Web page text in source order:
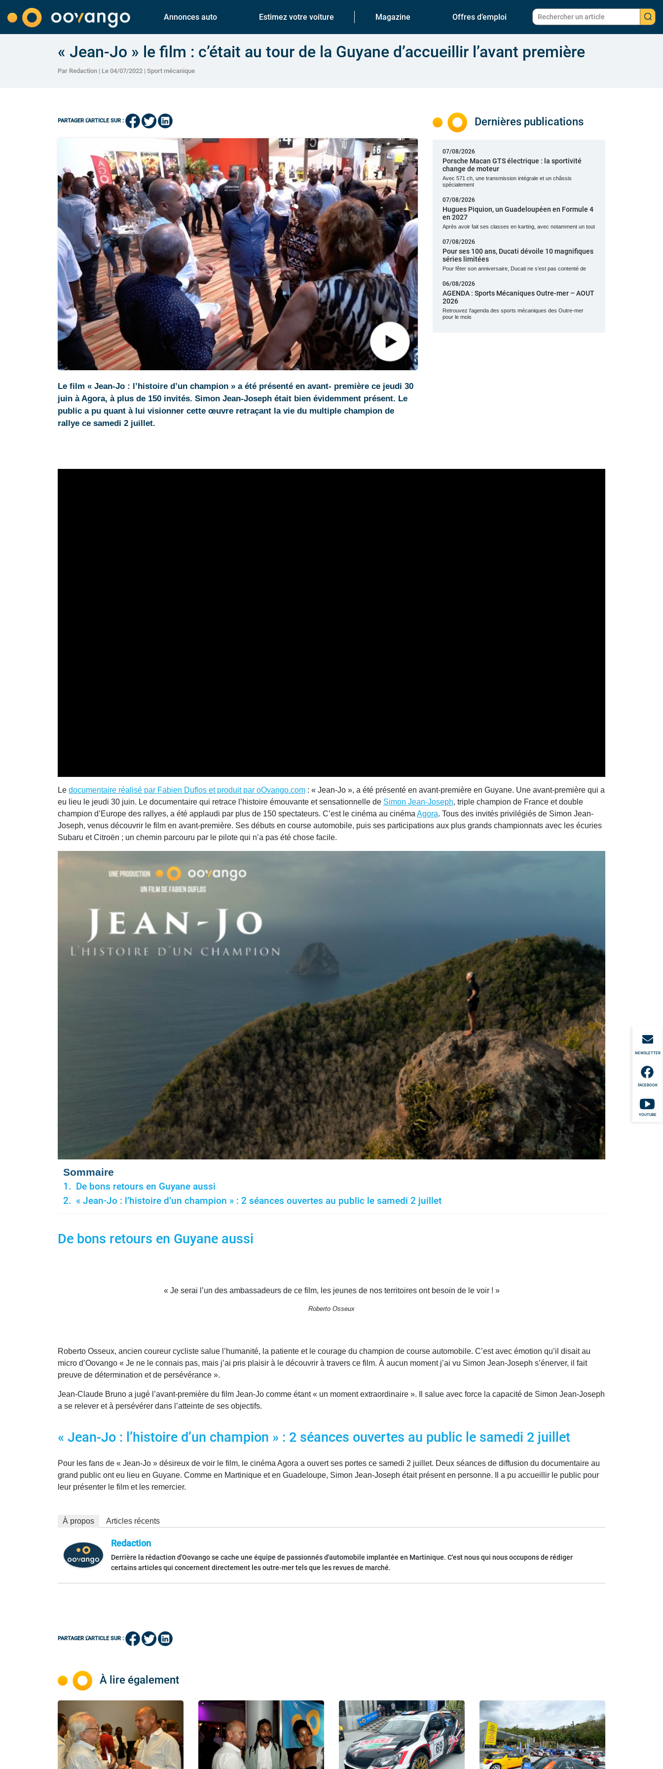
Annonces auto Estimez votre voiture Magazine Offres d’emploi
NEWSLETTER
FACEBOOK
YOUTUBE
« Jean-Jo » le film : c’était au tour de la Guyane d’accueillir l’avant première
Par Redaction | Le 04/07/2022 | Sport mécanique
PARTAGER L'ARTICLE SUR :
Le film « Jean-Jo : l’histoire d’un champion » a été présenté en avant- première ce jeudi 30
juin à Agora, à plus de 150 invités. Simon Jean-Joseph était bien évidemment présent. Le
public a pu quant à lui visionner cette œuvre retraçant la vie du multiple champion de
rallye ce samedi 2 juillet.
Dernières publications
07/08/2026
Porsche Macan GTS électrique : la sportivité
change de moteur
Avec 571 ch, une transmission intégrale et un châssis
spécialement
07/08/2026
Hugues Piquion, un Guadeloupéen en Formule 4
en 2027
Après avoir fait ses classes en karting, avec notamment un tout
07/08/2026
Pour ses 100 ans, Ducati dévoile 10 magnifiques
séries limitées
Pour fêter son anniversaire, Ducati ne s’est pas contenté de
06/08/2026
AGENDA : Sports Mécaniques Outre-mer – AOUT
2026
Retrouvez l'agenda des sports mécaniques des Outre-mer
pour le mois
Le documentaire réalisé par Fabien Duflos et produit par oOvango.com : « Jean-Jo », a été présenté en avant-première en Guyane. Une avant-première qui a
eu lieu le jeudi 30 juin. Le documentaire qui retrace l’histoire émouvante et sensationnelle de Simon Jean-Joseph, triple champion de France et double
champion d’Europe des rallyes, a été applaudi par plus de 150 spectateurs. C’est le cinéma au cinémaAgora. Tous des invités privilégiés de Simon Jean-
Joseph, venus découvrir le film en avant-première. Ses débuts en course automobile, puis ses participations aux plus grands championnats avec les écuries
Subaru et Citroën ; un chemin parcouru par le pilote qui n’a pas été chose facile.
Sommaire
De bons retours en Guyane aussi
« Jean-Jo : l’histoire d’un champion » : 2 séances ouvertes au public le samedi 2 juillet
De bons retours en Guyane aussi
« Je serai l’un des ambassadeurs de ce film, les jeunes de nos territoires ont besoin de le voir ! »
Roberto Osseux
Roberto Osseux, ancien coureur cycliste salue l’humanité, la patiente et le courage du champion de course automobile. C’est avec émotion qu’il disait au
micro d’Oovango « Je ne le connais pas, mais j’ai pris plaisir à le découvrir à travers ce film. À aucun moment j’ai vu Simon Jean-Joseph s’énerver, il fait
preuve de détermination et de persévérance ».
Jean-Claude Bruno a jugé l’avant-première du film Jean-Jo comme étant « un moment extraordinaire ». Il salue avec force la capacité de Simon Jean-Joseph
a se relever et à persévérer dans l’atteinte de ses objectifs.
« Jean-Jo : l’histoire d’un champion » : 2 séances ouvertes au public le samedi 2 juillet
Pour les fans de « Jean-Jo » désireux de voir le film, le cinéma Agora a ouvert ses portes ce samedi 2 juillet. Deux séances de diffusion du documentaire au
grand public ont eu lieu en Guyane. Comme en Martinique et en Guadeloupe, Simon Jean-Joseph était présent en personne. Il a pu accueillir le public pour
leur présenter le film et les remercier.
À propos Articles récents
Redaction
Derrière la rédaction d'Oovango se cache une équipe de passionnés d'automobile implantée en Martinique. C'est nous qui nous occupons de rédiger
certains articles qui concernent directement les outre-mer tels que les revues de marché.
PARTAGER L'ARTICLE SUR :
À lire également